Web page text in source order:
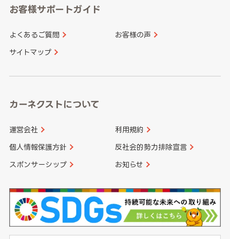
愛知県
和歌山県
山口県
香川県 愛媛県
長崎県
大分県 宮崎県
お客様サポートガイド
よくあるご質問 お客様の声
サイトマップ
カーネクストについて
運営会社 利用規約
個人情報保護方針 反社会的勢力排除宣言
スポンサーシップ お知らせ